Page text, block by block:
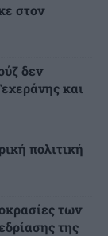
στον
δεν
και
πολιτική
των
της